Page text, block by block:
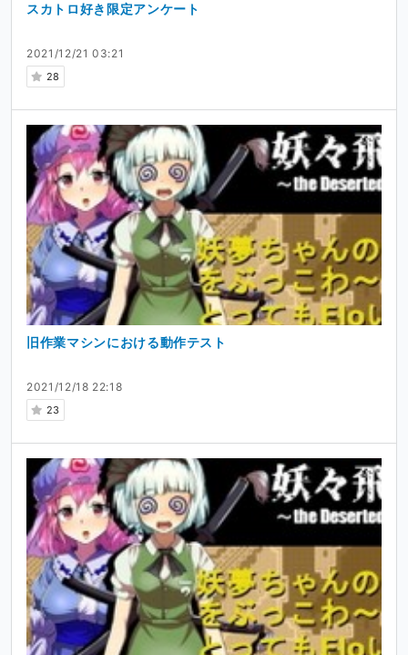
2021/12/21 03:21
28
スカトロ好き限定アンケート
2021/12/18 22:18
23
旧作業マシンにおける動作テスト